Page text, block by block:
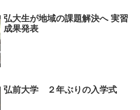
弘大生が地域の課題解決へ 実習
成果発表
弘前大学 ２年ぶりの入学式